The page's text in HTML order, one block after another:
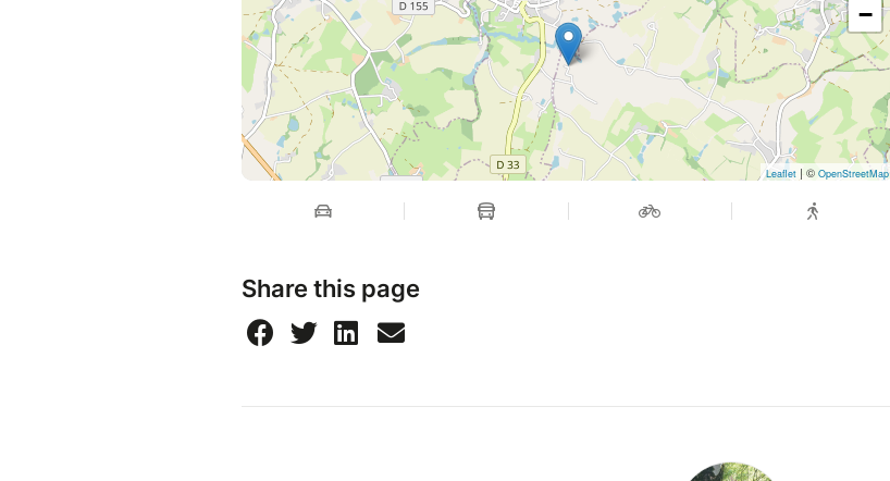
−
Leaflet | © OpenStreetMap
Share this page